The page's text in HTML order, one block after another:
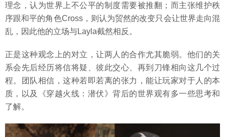
理念，认为世界上不公平的制度需要被推翻；而主张维护秩
序跟和平的角色Cross，则认为贸然的改变只会让世界走向混
乱，因此他的立场与Layla截然相反。
正是这种观念上的对立，让两人的合作尤其脆弱。他们的关
系会先后经历将信将疑、彼此交心、再到刀锋相向这几个过
程。团队相信，这种若即若离的张力，能让玩家对于人的本
质，以及《穿越火线：潜伏》背后的世界观有多一些思考和
了解。